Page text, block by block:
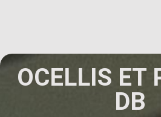
OCELLIS ET
DB